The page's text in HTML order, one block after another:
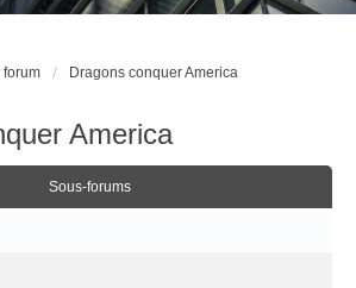
forum Dragons conquer America
America
Sous-forums